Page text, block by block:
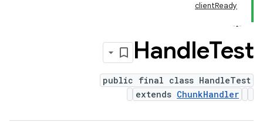
clientReady
HandleTest
public final class HandleTest
extends ChunkHandler